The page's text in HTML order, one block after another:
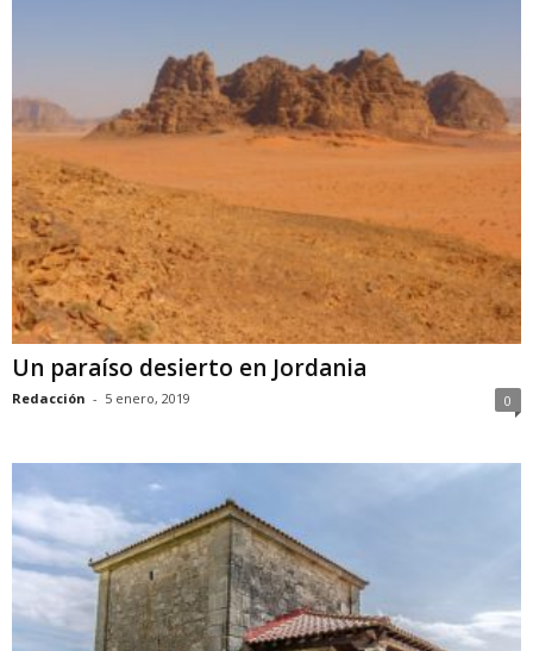
Un paraíso desierto en Jordania
Redacción - 5 enero, 2019 0